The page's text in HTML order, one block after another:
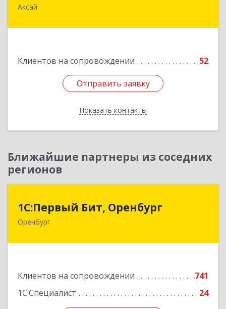
Аксай
Клиентов на сопровождении 52
Отправить заявку
Показать контакты
Отправить заявку
Назад
Ближайшие партнеры из соседних
регионов
1С:Первый Бит, Оренбург
Оренбург
Клиентов на сопровождении
741
1С:Специалист
24
1С:Первый Бит, Оренбург
460044, Оренбургская обл, Оренбург, Березка